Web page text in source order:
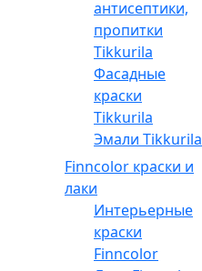
антисептики,
пропитки
Tikkurila
Фасадные
краски
Tikkurila
Эмали Tikkurila
Finncolor краски и
лаки
Интерьерные
краски
Finncolor